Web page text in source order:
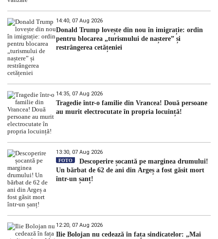
14:40, 07 Aug 2026
Donald Trump lovește din nou în imigrație: ordin
pentru blocarea „turismului de naștere” și
restrângerea cetățeniei
14:35, 07 Aug 2026
Tragedie într-o familie din Vrancea! Două persoane
au murit electrocutate în propria locuință!
13:30, 07 Aug 2026
FOTO
Descoperire șocantă pe marginea drumului!
Un bărbat de 62 de ani din Argeș a fost găsit mort
într-un șanț!
12:20, 07 Aug 2026
Ilie Bolojan nu cedează în fața sindicatelor: „Mai